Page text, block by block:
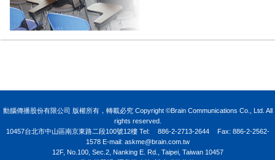
動腦傳播股份有限公司 版權所有，轉載必究 Copyright ©Brain Communications Co., Ltd. All
rights reserved.
10457台北市中山區南京東路二段100號12樓Tel: 886-2-2713-2644
Fax: 886-2-2562-
1578 E-mail: askme@brain.com.tw
12F, No.100, Sec.2, Nanking E. Rd., Taipei, Taiwan 10457